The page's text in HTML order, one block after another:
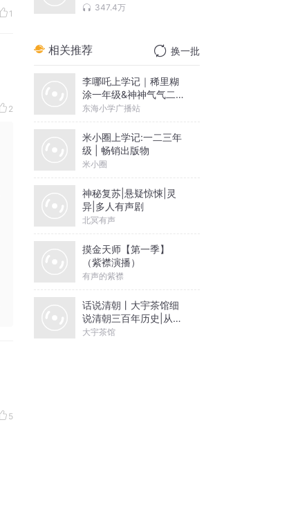
1
2
5
347.4万
相关推荐 换一批
李哪吒上学记｜稀里糊
涂一年级&神神气气二年
级
东海小学广播站
米小圈上学记:一二三年
级 | 畅销出版物
米小圈
神秘复苏|悬疑惊悚|灵
异|多人有声剧
北冥有声
摸金天师【第一季】
（紫襟演播）
有声的紫襟
话说清朝丨大宇茶馆细
说清朝三百年历史|从努
尔哈赤到末代皇帝溥仪|
大宇茶馆